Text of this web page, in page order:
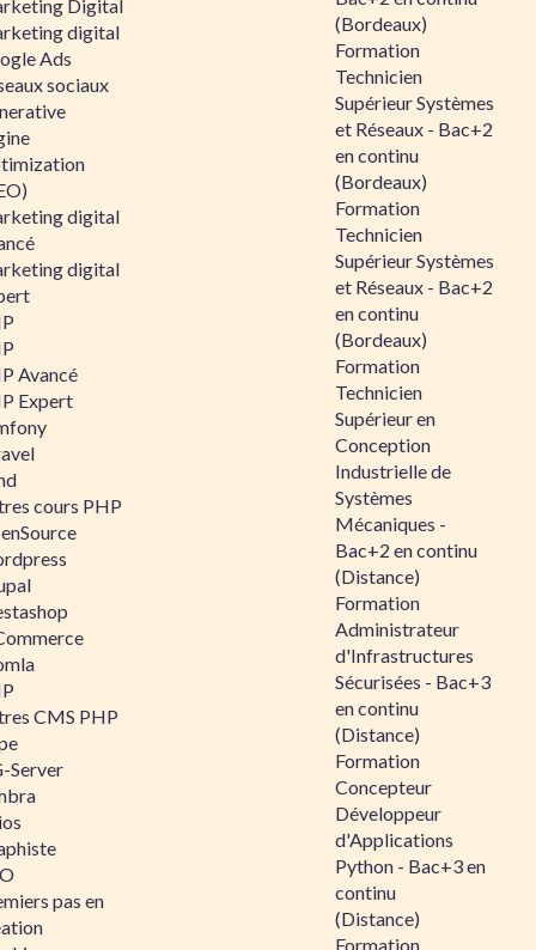
Digital
digital
Ads
sociaux
digital
digital
Avancé
Expert
cours PHP
CMS PHP
Server
pas en
(Bordeaux)
Formation
Technicien
Supérieur Systèmes
et Réseaux - Bac+2
en continu
(Bordeaux)
Formation
Technicien
Supérieur Systèmes
et Réseaux - Bac+2
en continu
(Bordeaux)
Formation
Technicien
Supérieur en
Conception
Industrielle de
Systèmes
Mécaniques -
Bac+2 en continu
(Distance)
Formation
Administrateur
d'Infrastructures
Sécurisées - Bac+3
en continu
(Distance)
Formation
Concepteur
Développeur
d'Applications
Python - Bac+3 en
continu
(Distance)
Formation